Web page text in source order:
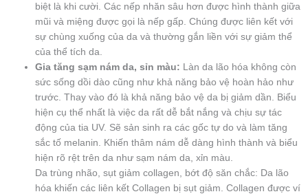
biệt là khi cười. Các nếp nhăn sâu hơn được hình thành giữa
mũi và miệng được gọi là nếp gấp. Chúng được liên kết với
sự chùng xuống của da và thường gắn liền với sự giảm thể
của thể tích da.
Gia tăng sạm nám da, sỉn màu: Làn da lão hóa không còn
sức sống dồi dào cũng như khả năng bảo vệ hoàn hảo như
trước. Thay vào đó là khả năng bảo vệ da bị giảm dần. Biểu
hiện cụ thể nhất là việc da rất dễ bắt nắng và chịu sự tác
động của tia UV. Sẽ sản sinh ra các gốc tự do và làm tăng
sắc tố melanin. Khiến thâm nám dễ dàng hình thành và biểu
hiện rõ rệt trên da như sạm nám da, xỉn màu.
Da trùng nhão, sụt giảm collagen, bớt độ săn chắc: Da lão
hóa khiến các liên kết Collagen bị sụt giảm. Collagen được ví